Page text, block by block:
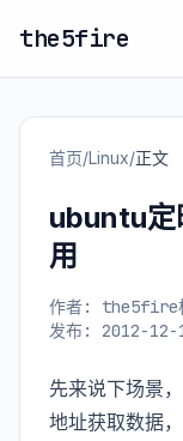
the5fire
首页/Linux/正文
ubuntu定
用
作者: the5fire
发布: 2012-12-
先来说下场景
地址获取数据